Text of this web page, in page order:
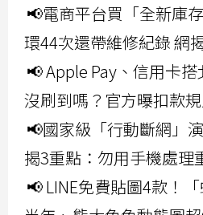
📢電商平台買「全新庫
環44次還帶維修紀錄 網
📢 Apple Pay、信用卡
沒刷到嗎？官方曝扣款
📢國家級「行動斷網」
揭3重點：勿用手機處理
📢 LINE免費貼圖4款！